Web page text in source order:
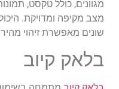
מגוונים, כולל טקסט,
מצב מקיפה ומדויקת.
שונים מאפשרת זיהוי מהיר
בלאק קיוב